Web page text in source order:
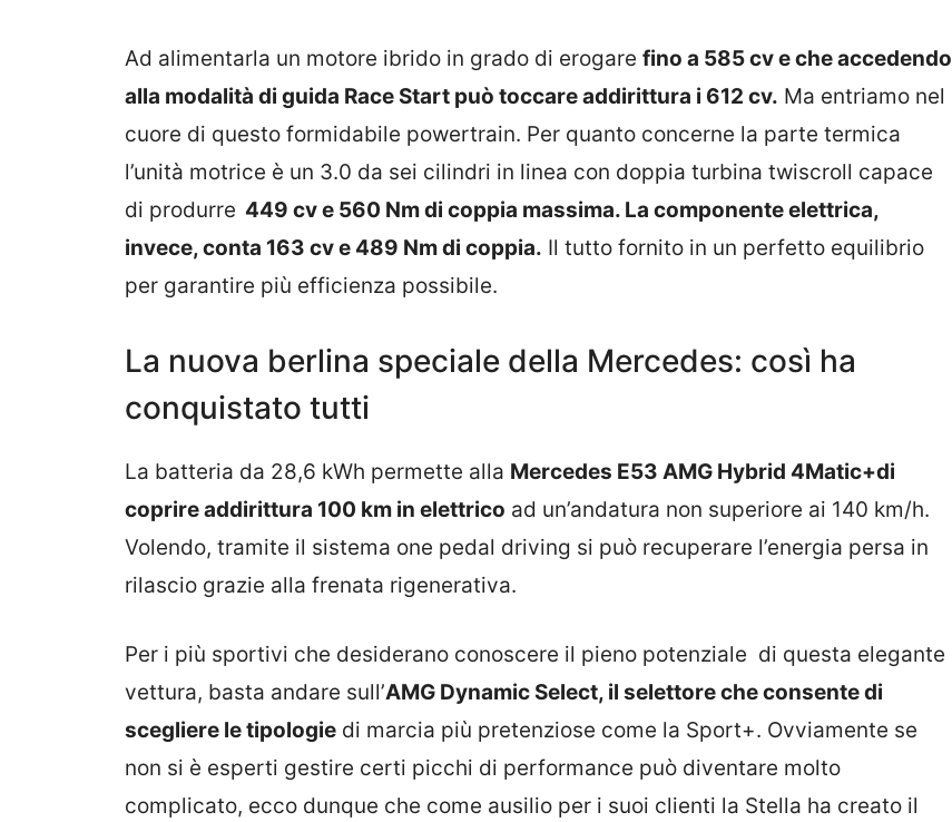
Ad alimentarla un motore ibrido in grado di erogare fino a 585 cv e che accedendo
alla modalità di guida Race Start può toccare addirittura i 612 cv. Ma entriamo nel
cuore di questo formidabile powertrain. Per quanto concerne la parte termica
l’unità motrice è un 3.0 da sei cilindri in linea con doppia turbina twiscroll capace
di produrre 449 cv e 560 Nm di coppia massima. La componente elettrica,
invece, conta 163 cv e 489 Nm di coppia. Il tutto fornito in un perfetto equilibrio
per garantire più efficienza possibile.
La nuova berlina speciale della Mercedes: così ha
conquistato tutti
La batteria da 28,6 kWh permette alla Mercedes E53 AMG Hybrid 4Matic+di
coprire addirittura 100 km in elettrico ad un’andatura non superiore ai 140 km/h.
Volendo, tramite il sistema one pedal driving si può recuperare l’energia persa in
rilascio grazie alla frenata rigenerativa.
Per i più sportivi che desiderano conoscere il pieno potenziale di questa elegante
vettura, basta andare sull’AMG Dynamic Select, il selettore che consente di
scegliere le tipologie di marcia più pretenziose come la Sport+. Ovviamente se
non si è esperti gestire certi picchi di performance può diventare molto
complicato, ecco dunque che come ausilio per i suoi clienti la Stella ha creato il